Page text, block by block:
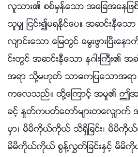
လူသား၏ စစ္မွန္ေသာ အေျခအေနျ
သူမွ် ျငင္း၍မရႏိုင္ေပ။ အဆင္းနီေသာ
လ်ာင္းေသာ ေျမတြင္ ေမြးဖြားၿပီး
င္းတြင္ အဆင္းနီေသာ နဂါးႀကီး၏
အရာ သို႔မဟုတ္ သာဓကျပေသာအရာ
ကေလသည္။ ထို႔ေၾကာင့္ အမႈ၏ ဤအ
ခင့္ ႏႈတ္ကပတ္ေတာ္မ်ားတေလွ်ာက္
မွာ၊ မိမိကိုယ္ကိုယ္ သိရွိျခင္း၊ မိမိကိုယ္ကို
မိမိကိုယ္ကိုယ္ စြန႔္လႊတ္ျခင္းႏွင့္ မိ